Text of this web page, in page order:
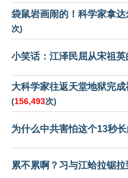
袋鼠岩画闹的！科学家拿达
次)
小笑话：江泽民屈从宋祖英
大科学家往返天堂地狱完
(156,493次)
为什么中共害怕这个13秒
累不累啊？习与江蛤拉锯拉